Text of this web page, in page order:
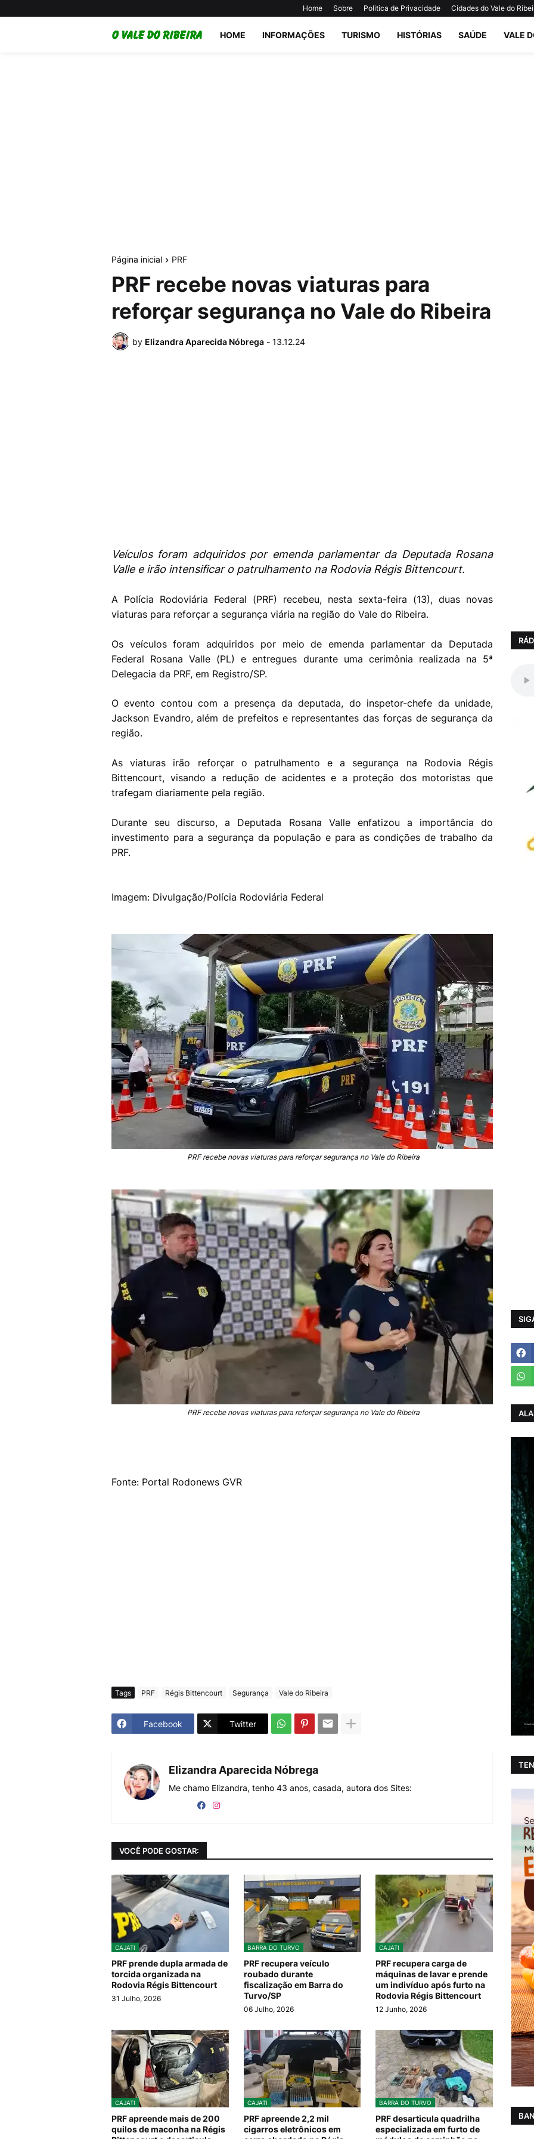
Home Sobre Politica de Privacidade Cidades do Vale do
HOME INFORMAÇÕES TURISMO HISTÓRIAS SAÚDE VALE
Página inicial PRF
PRF recebe novas viaturas para
reforçar segurança no Vale do Ribeira
by Elizandra Aparecida Nóbrega - 13.12.24
Veículos foram adquiridos por emenda parlamentar da Deputada Rosana
Valle e irão intensificar o patrulhamento na Rodovia Régis Bittencourt.
A Polícia Rodoviária Federal (PRF) recebeu, nesta sexta-feira (13), duas novas
viaturas para reforçar a segurança viária na região do Vale do Ribeira.
Os veículos foram adquiridos por meio de emenda parlamentar da Deputada
Federal Rosana Valle (PL) e entregues durante uma cerimônia realizada na 5ª
Delegacia da PRF, em Registro/SP.
O evento contou com a presença da deputada, do inspetor-chefe da unidade,
Jackson Evandro, além de prefeitos e representantes das forças de segurança da
região.
As viaturas irão reforçar o patrulhamento e a segurança na Rodovia Régis
Bittencourt, visando a redução de acidentes e a proteção dos motoristas que
trafegam diariamente pela região.
Durante seu discurso, a Deputada Rosana Valle enfatizou a importância do
investimento para a segurança da população e para as condições de trabalho da
PRF.
Imagem: Divulgação/Polícia Rodoviária Federal
PRF recebe novas viaturas para reforçar segurança no Vale do Ribeira
PRF recebe novas viaturas para reforçar segurança no Vale do Ribeira
Fonte: Portal Rodonews GVR
Tags PRF Régis Bittencourt Segurança Vale do Ribeira
Facebook Twitter
Elizandra Aparecida Nóbrega
Me chamo Elizandra, tenho 43 anos, casada, autora dos Sites:
VOCÊ PODE GOSTAR:
CAJATI
PRF prende dupla armada de
torcida organizada na
Rodovia Régis Bittencourt
31 Julho, 2026
BARRA DO TURVO
PRF recupera veículo
roubado durante
fiscalização em Barra do
Turvo/SP
06 Julho, 2026
CAJATI
PRF recupera carga de
máquinas de lavar e prende
um indivíduo após furto na
Rodovia Régis Bittencourt
12 Junho, 2026
CAJATI
PRF apreende mais de 200
quilos de maconha na Régis
CAJATI
PRF apreende 2,2 mil
cigarros eletrônicos em
BARRA DO TURVO
PRF desarticula quadrilha
especializada em furto de